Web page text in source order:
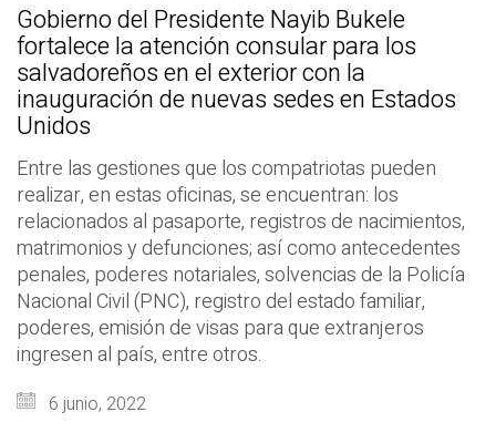
Gobierno del Presidente Nayib Bukele
fortalece la atención consular para los
salvadoreños en el exterior con la
inauguración de nuevas sedes en Estados
Unidos
Entre las gestiones que los compatriotas pueden
realizar, en estas oficinas, se encuentran: los
relacionados al pasaporte, registros de nacimientos,
matrimonios y defunciones; así como antecedentes
penales, poderes notariales, solvencias de la Policía
Nacional Civil (PNC), registro del estado familiar,
poderes, emisión de visas para que extranjeros
ingresen al país, entre otros.
6 junio, 2022